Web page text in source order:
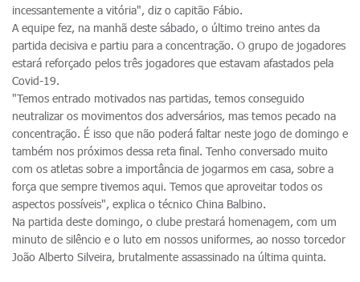
incessantemente a vitória", diz o capitão Fábio.
A equipe fez, na manhã deste sábado, o último treino antes da
partida decisiva e partiu para a concentração. O grupo de jogadores
estará reforçado pelos três jogadores que estavam afastados pela
Covid-19.
"Temos entrado motivados nas partidas, temos conseguido
neutralizar os movimentos dos adversários, mas temos pecado na
concentração. É isso que não poderá faltar neste jogo de domingo e
também nos próximos dessa reta final. Tenho conversado muito
com os atletas sobre a importância de jogarmos em casa, sobre a
força que sempre tivemos aqui. Temos que aproveitar todos os
aspectos possíveis", explica o técnico China Balbino.
Na partida deste domingo, o clube prestará homenagem, com um
minuto de silêncio e o luto em nossos uniformes, ao nosso torcedor
João Alberto Silveira, brutalmente assassinado na última quinta.